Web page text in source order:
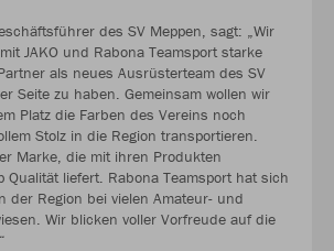
des SV Meppen, sagt: „Wir
JAKO und Rabona Teamsport starke
als neues Ausrüsterteam des SV
Seite zu haben. Gemeinsam wollen wir
Platz die Farben des Vereins noch
Stolz in die Region transportieren.
Marke, die mit ihren Produkten
Qualität liefert. Rabona Teamsport hat sich
der Region bei vielen Amateur- und
Wir blicken voller Vorfreude auf die